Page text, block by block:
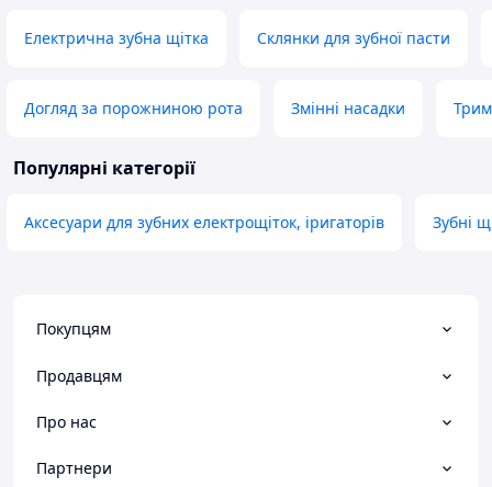
Електрична зубна щітка Склянки для зубної пасти
Догляд за порожниною рота Змінні насадки
Популярні категорії
Аксесуари для зубних електрощіток, іригаторів Зубні
Покупцям
Продавцям
Про нас
Партнери